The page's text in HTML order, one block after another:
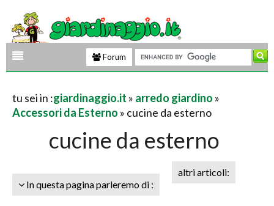
Forum
tu sei in :giardinaggio.it » arredo giardino »
Accessori da Esterno » cucine da esterno
cucine da esterno
In questa pagina parleremo di :
altri articoli: